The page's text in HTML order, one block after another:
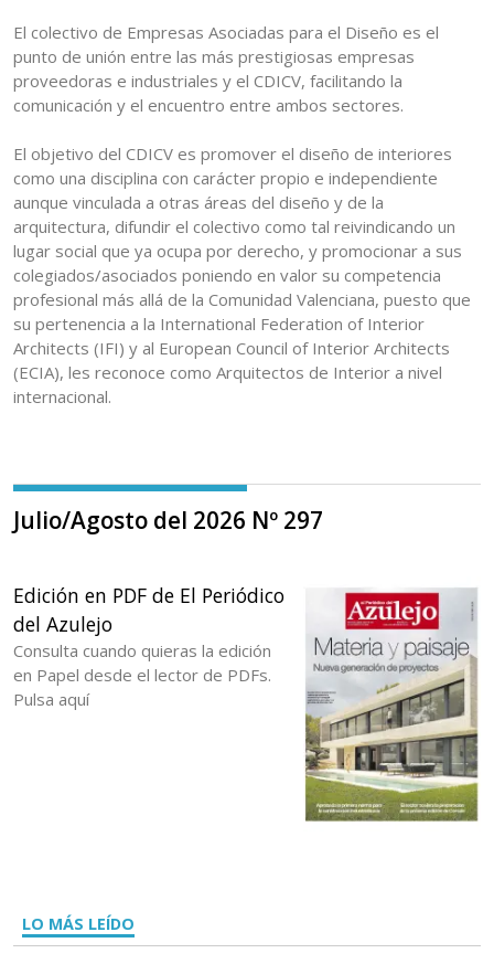
El colectivo de Empresas Asociadas para el Diseño es el
punto de unión entre las más prestigiosas empresas
proveedoras e industriales y el CDICV, facilitando la
comunicación y el encuentro entre ambos sectores.
El objetivo del CDICV es promover el diseño de interiores
como una disciplina con carácter propio e independiente
aunque vinculada a otras áreas del diseño y de la
arquitectura, difundir el colectivo como tal reivindicando un
lugar social que ya ocupa por derecho, y promocionar a sus
colegiados/asociados poniendo en valor su competencia
profesional más allá de la Comunidad Valenciana, puesto que
su pertenencia a la International Federation of Interior
Architects (IFI) y al European Council of Interior Architects
(ECIA), les reconoce como Arquitectos de Interior a nivel
internacional.
Julio/Agosto del 2026 Nº 297
Edición en PDF de El Periódico
del Azulejo
Consulta cuando quieras la edición
en Papel desde el lector de PDFs.
Pulsa aquí
LO MÁS LEÍDO